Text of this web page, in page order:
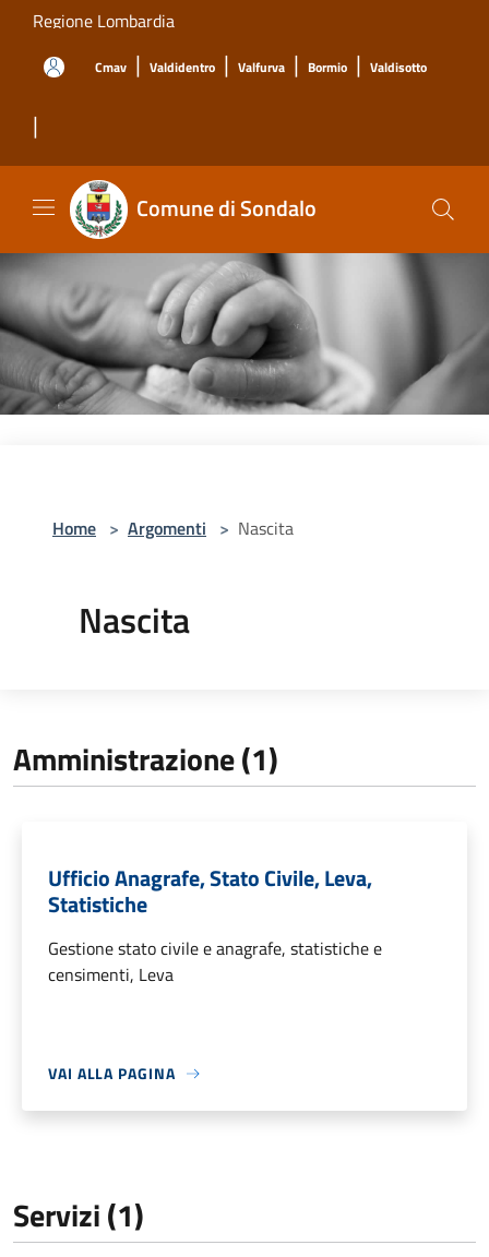
Salta al contenuto principale
Regione Lombardia
Cmav | Valdidentro | Valfurva | Bormio | Valdisotto
|
Comune di Sondalo
Home > Argomenti > Nascita
Nascita
Amministrazione (1)
Ufficio Anagrafe, Stato Civile, Leva,
Statistiche
Gestione stato civile e anagrafe, statistiche e
censimenti, Leva
VAI ALLA PAGINA
Servizi (1)